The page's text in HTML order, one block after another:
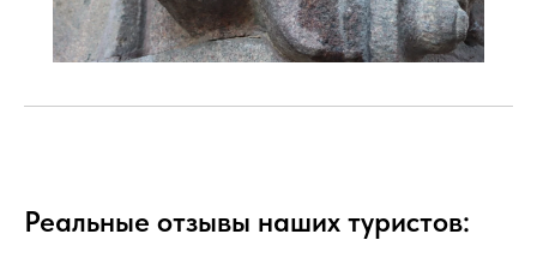
Реальные отзывы наших туристов: